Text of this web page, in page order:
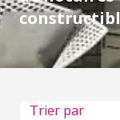
Trier par